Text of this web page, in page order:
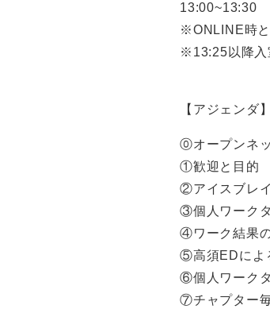
13:00~13:30
※ONLINE時と
※13:25以降入
【アジェンダ】
⓪オープンネ
①歓迎と目的
②アイスブレ
③個人ワーク
④ワーク結果
⑤高須EDによ
⑥個人ワーク
⑦チャプター